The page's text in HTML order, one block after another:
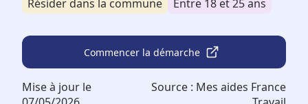
Résider dans la commune
Entre 18 et 25 ans
Commencer la démarche
Mise à jour le
Source : Mes aides France